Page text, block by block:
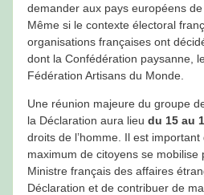
demander aux pays européens
Même si le contexte électoral
organisations françaises ont
dont la Confédération paysanne,
Fédération Artisans du Monde.
Une réunion majeure du groupe
la Déclaration aura lieu du 15 au
droits de l’homme. Il est important
maximum de citoyens se mobilise
Ministre français des affaires
Déclaration et de contribuer de